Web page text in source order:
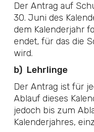
Der Antrag auf
30. Juni des
dem Kalenderjahr
endet, für das die
wird.
b) Lehrlinge
Der Antrag ist für
Ablauf dieses
jedoch bis zum
Kalenderjahres,